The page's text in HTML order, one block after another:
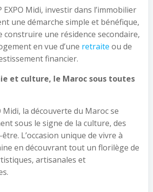
EXPO Midi, investir dans l’immobilier
une démarche simple et bénéfique,
construire une résidence secondaire,
en vue d’une retraite ou de
financier.
et culture, le Maroc sous toutes
Midi, la découverte du Maroc se
sous le signe de la culture, des
L’occasion unique de vivre à
en découvrant tout un florilège de
artisanales et